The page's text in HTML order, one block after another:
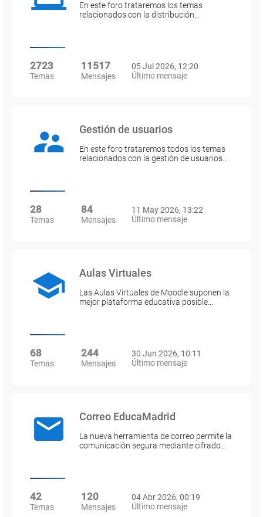
En este foro trataremos los temas
relacionados con la distribución…
2723
Temas
11517
Mensajes
05 Jul 2026, 12:20
Último mensaje
Gestión de usuarios
En este foro trataremos todos los temas
relacionados con la gestión de usuarios…
28
Temas
84
Mensajes
11 May 2026, 13:22
Último mensaje
Aulas Virtuales
Las Aulas Virtuales de Moodle suponen la
mejor plataforma educativa posible…
68
Temas
244
Mensajes
30 Jun 2026, 10:11
Último mensaje
Correo EducaMadrid
La nueva herramienta de correo permite la
comunicación segura mediante cifrado…
42
Temas
120
Mensajes
04 Abr 2026, 00:19
Último mensaje